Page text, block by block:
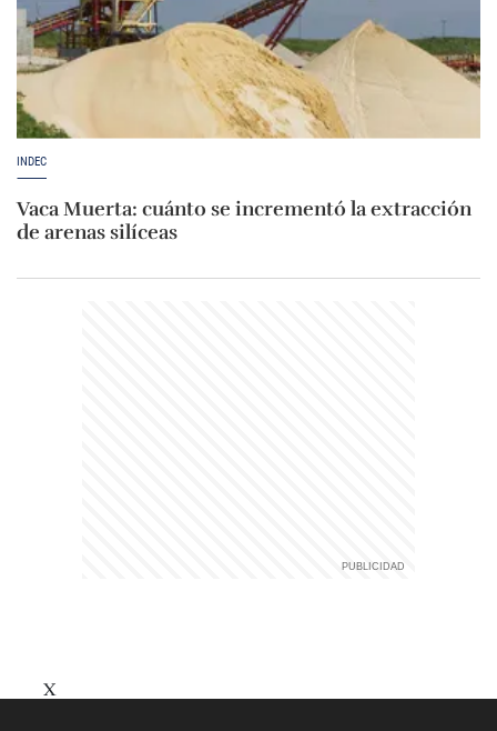
INDEC
Vaca Muerta: cuánto se incrementó la extracción
de arenas silíceas
X